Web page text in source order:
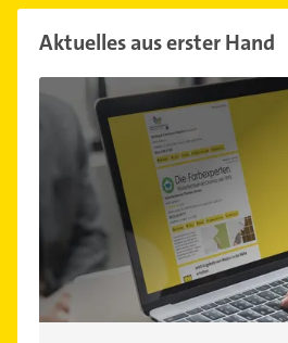
Aktuelles aus erster Hand